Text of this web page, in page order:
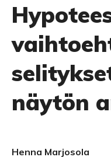
näytön
Henna Marjosola